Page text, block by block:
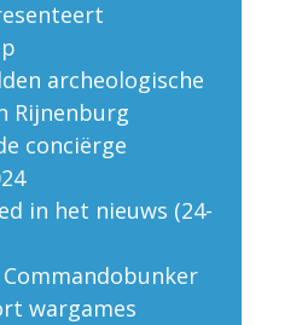
archeologische
Rijnenburg
conciërge
in het nieuws (24-
wargames